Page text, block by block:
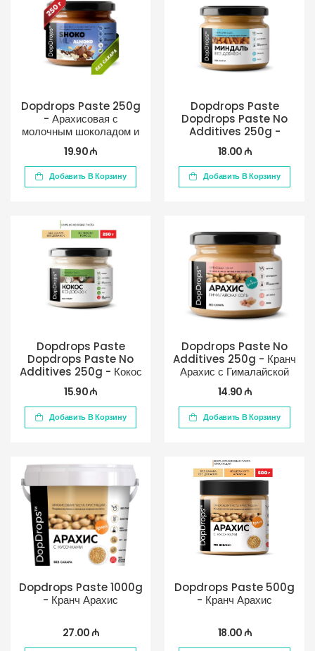
Dopdrops Paste 250g
- Арахисовая с
молочным шоколадом и
миндалем
19.90 ₼
Добавить В Корзину
Dopdrops Paste
Dopdrops Paste No
Additives 250g -
Миндальное
18.00 ₼
Добавить В Корзину
Dopdrops Paste
Dopdrops Paste No
Additives 250g - Кокос
15.90 ₼
Добавить В Корзину
Dopdrops Paste No
Additives 250g - Кранч
Арахис с Гималайской
морской солью
14.90 ₼
Добавить В Корзину
Dopdrops Paste 1000g
- Кранч Арахис
27.00 ₼
Dopdrops Paste 500g
- Кранч Арахис
18.00 ₼